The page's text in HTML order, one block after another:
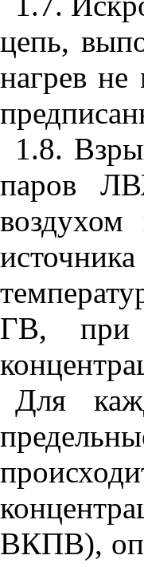
цепь,
нагрев
1.8.
паров
ГВ, при
Для
ВКПВ),